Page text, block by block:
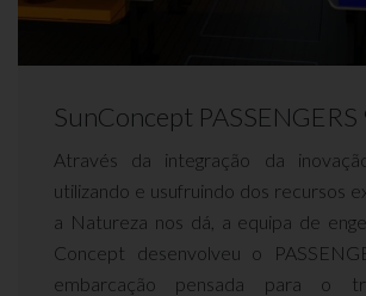
SunConcept PASSENGERS
Através da integração da
utilizando e usufruindo dos recursos
a Natureza nos dá, a equipa de
Concept desenvolveu o
embarcação pensada para o